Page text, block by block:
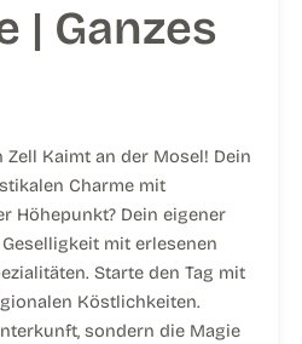
| Ganzes
Kaimt an der Mosel! Dein
Charme mit
Höhepunkt? Dein eigener
mit erlesenen
Starte den Tag mit
Köstlichkeiten.
sondern die Magie